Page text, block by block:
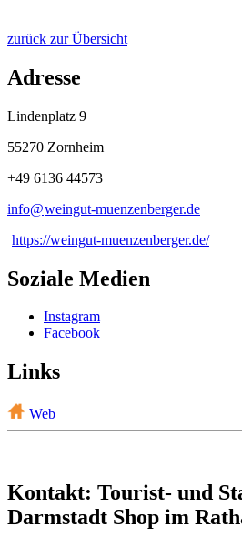
zurück zur Übersicht
Adresse
Lindenplatz 9
55270 Zornheim
+49 6136 44573
info@weingut-muenzenberger.de
https://weingut-muenzenberger.de/
Soziale Medien
Instagram
Facebook
Links
Web
Kontakt: Tourist- und
Darmstadt Shop im